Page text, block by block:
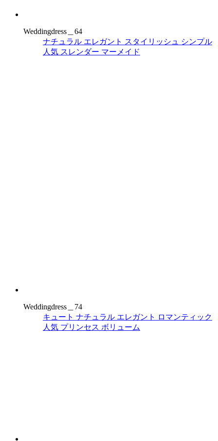
Weddingdress＿64
ナチュラル エレガント スタイリッシュ
シンプル
人気 スレンダー マーメイド
Weddingdress＿74
キュート ナチュラル エレガント
ロマンティック
人気 プリンセス ボリューム